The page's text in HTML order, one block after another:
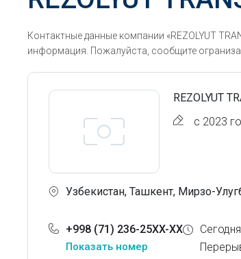
Контактные данные компании «REZOLYUT
информация. Пожалуйста, сообщите
REZOLYUT
с 2023
Узбекистан, Ташкент, Мирзо-
+998 (71) 236-25XX-XX
Показать номер
Сегодня